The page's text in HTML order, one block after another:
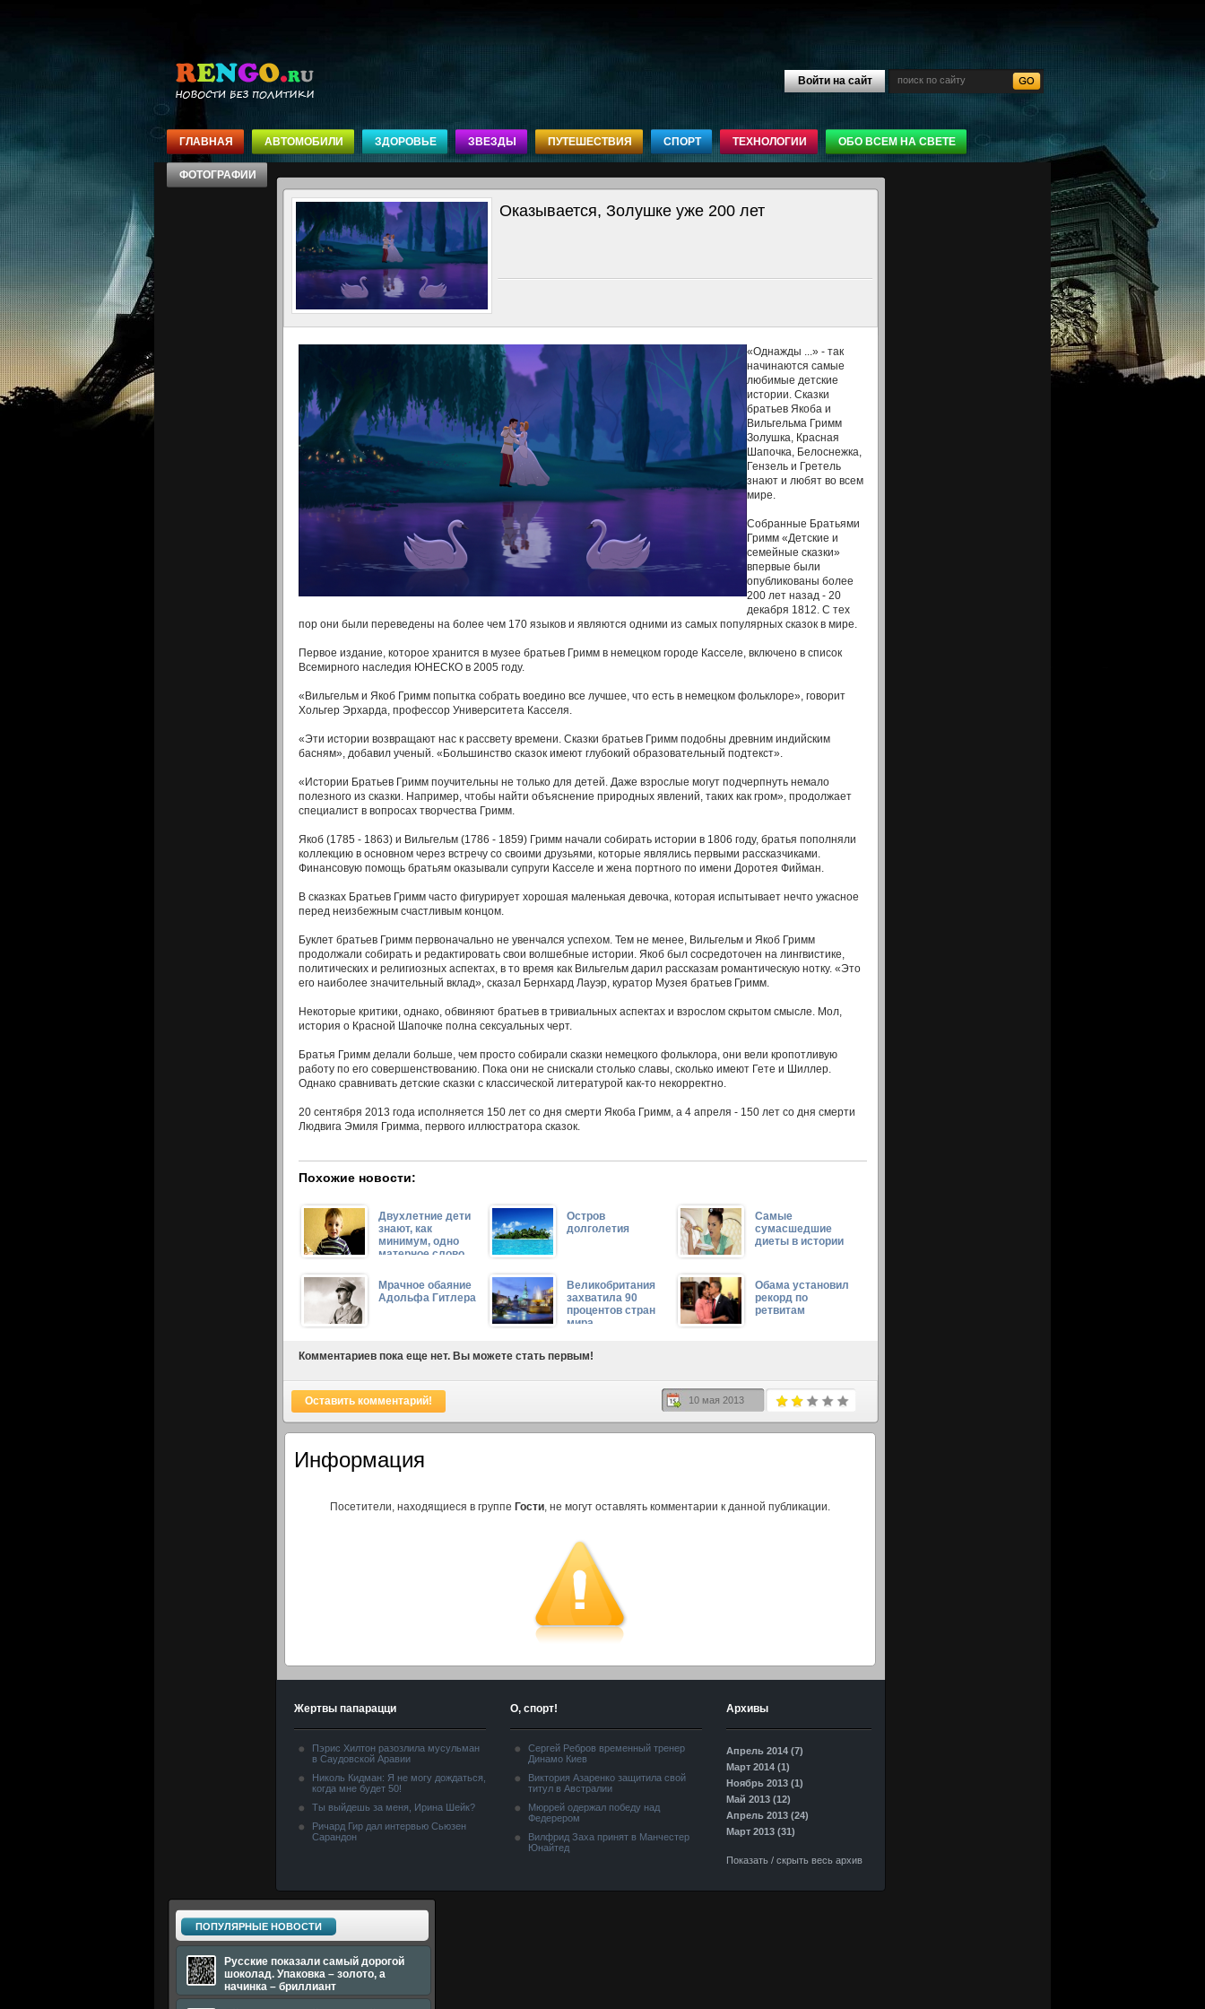
Войти на сайт
ГЛАВНАЯ АВТОМОБИЛИ ЗДОРОВЬЕ ЗВЕЗДЫ ПУТЕШЕСТВИЯ СПОРТ ТЕХНОЛОГИИ ОБО ВСЕМ НА СВЕТЕ
ФОТОГРАФИИ
Оказывается, Золушке уже 200 лет
«Однажды ...» - так
начинаются самые
любимые детские
истории. Сказки
братьев Якоба и
Вильгельма Гримм
Золушка, Красная
Шапочка, Белоснежка,
Гензель и Гретель
знают и любят во всем
мире.
Собранные Братьями
Гримм «Детские и
семейные сказки»
впервые были
опубликованы более
200 лет назад - 20
декабря 1812. С тех
пор они были переведены на более чем 170 языков и являются одними из самых популярных сказок в мире.
Первое издание, которое хранится в музее братьев Гримм в немецком городе Касселе, включено в список
Всемирного наследия ЮНЕСКО в 2005 году.
«Вильгельм и Якоб Гримм попытка собрать воедино все лучшее, что есть в немецком фольклоре», говорит
Хольгер Эрхарда, профессор Университета Касселя.
«Эти истории возвращают нас к рассвету времени. Сказки братьев Гримм подобны древним индийским
басням», добавил ученый. «Большинство сказок имеют глубокий образовательный подтекст».
«Истории Братьев Гримм поучительны не только для детей. Даже взрослые могут подчерпнуть немало
полезного из сказки. Например, чтобы найти объяснение природных явлений, таких как гром», продолжает
специалист в вопросах творчества Гримм.
Якоб (1785 - 1863) и Вильгельм (1786 - 1859) Гримм начали собирать истории в 1806 году, братья пополняли
коллекцию в основном через встречу со своими друзьями, которые являлись первыми рассказчиками.
Финансовую помощь братьям оказывали супруги Касселе и жена портного по имени Доротея Фийман.
В сказках Братьев Гримм часто фигурирует хорошая маленькая девочка, которая испытывает нечто ужасное
перед неизбежным счастливым концом.
Буклет братьев Гримм первоначально не увенчался успехом. Тем не менее, Вильгельм и Якоб Гримм
продолжали собирать и редактировать свои волшебные истории. Якоб был сосредоточен на лингвистике,
политических и религиозных аспектах, в то время как Вильгельм дарил рассказам романтическую нотку. «Это
его наиболее значительный вклад», сказал Бернхард Лауэр, куратор Музея братьев Гримм.
Некоторые критики, однако, обвиняют братьев в тривиальных аспектах и взрослом скрытом смысле. Мол,
история о Красной Шапочке полна сексуальных черт.
Братья Гримм делали больше, чем просто собирали сказки немецкого фольклора, они вели кропотливую
работу по его совершенствованию. Пока они не снискали столько славы, сколько имеют Гете и Шиллер.
Однако сравнивать детские сказки с классической литературой как-то некорректно.
20 сентября 2013 года исполняется 150 лет со дня смерти Якоба Гримм, а 4 апреля - 150 лет со дня смерти
Людвига Эмиля Гримма, первого иллюстратора сказок.
Похожие новости:
Двухлетние дети
знают, как
минимум, одно
матерное слово
Остров
долголетия
Самые
сумасшедшие
диеты в истории
Мрачное обаяние
Адольфа Гитлера
Великобритания
захватила 90
процентов стран
мира
Обама установил
рекорд по
ретвитам
Комментариев пока еще нет. Вы можете стать первым!
Оставить комментарий! 10 мая 2013
Информация
Посетители, находящиеся в группе Гости, не могут оставлять комментарии к данной публикации.
Жертвы папарацци
Пэрис Хилтон разозлила мусульман
в Саудовской Аравии
Николь Кидман: Я не могу дождаться,
когда мне будет 50!
Ты выйдешь за меня, Ирина Шейк?
Ричард Гир дал интервью Сьюзен
Сарандон
О, спорт!
Сергей Ребров временный тренер
Динамо Киев
Виктория Азаренко защитила свой
титул в Австралии
Мюррей одержал победу над
Федерером
Вилфрид Заха принят в Манчестер
Юнайтед
Архивы
Апрель 2014 (7)
Март 2014 (1)
Ноябрь 2013 (1)
Май 2013 (12)
Апрель 2013 (24)
Март 2013 (31)
Показать / скрыть весь архив
ПОПУЛЯРНЫЕ НОВОСТИ
Русские показали самый дорогой
шоколад. Упаковка – золото, а
начинка – бриллиант